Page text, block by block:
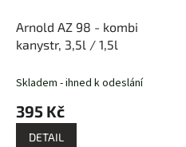
Arnold AZ 98 - kombi
kanystr, 3,5l / 1,5l
Skladem - ihned k odeslání
395 Kč
DETAIL